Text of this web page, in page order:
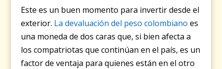
Este es un buen momento para invertir desde el
exterior. La devaluación del peso colombiano es
una moneda de dos caras que, si bien afecta a
los compatriotas que continúan en el país, es un
factor de ventaja para quienes están en el otro